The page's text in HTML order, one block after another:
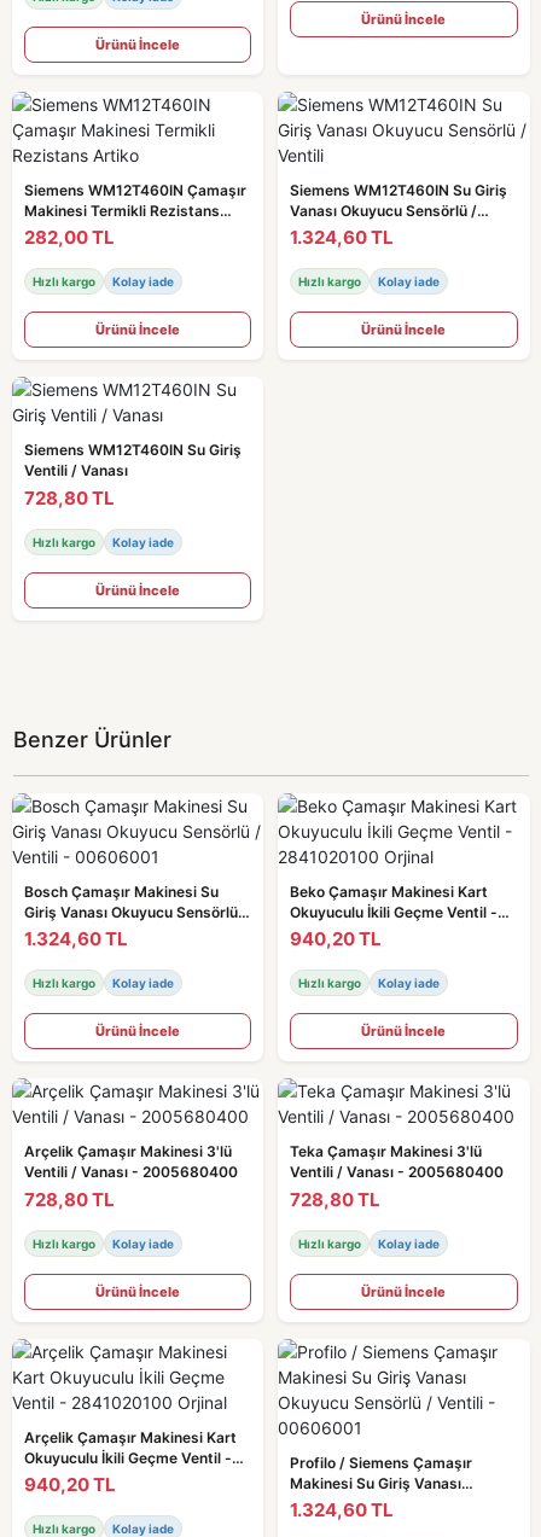
Ürünü İncele
Ürünü İncele
Siemens WM12T460IN Çamaşır
Makinesi Termikli Rezistans
Artiko
282,00 TL
Hızlı kargo Kolay iade
Ürünü İncele
Siemens WM12T460IN Su Giriş
Vanası Okuyucu Sensörlü /
Ventili
1.324,60 TL
Hızlı kargo Kolay iade
Ürünü İncele
Siemens WM12T460IN Su Giriş
Ventili / Vanası
728,80 TL
Hızlı kargo Kolay iade
Ürünü İncele
Benzer Ürünler
Bosch Çamaşır Makinesi Su
Giriş Vanası Okuyucu Sensörlü /
Ventili - 00606001
1.324,60 TL
Hızlı kargo Kolay iade
Ürünü İncele
Beko Çamaşır Makinesi Kart
Okuyuculu İkili Geçme Ventil -
2841020100 Orjinal
940,20 TL
Hızlı kargo Kolay iade
Ürünü İncele
Arçelik Çamaşır Makinesi 3'lü
Ventili / Vanası - 2005680400
728,80 TL
Hızlı kargo Kolay iade
Ürünü İncele
Teka Çamaşır Makinesi 3'lü
Ventili / Vanası - 2005680400
728,80 TL
Hızlı kargo Kolay iade
Ürünü İncele
Arçelik Çamaşır Makinesi Kart
Okuyuculu İkili Geçme Ventil -
2841020100 Orjinal
940,20 TL
Hızlı kargo Kolay iade
Profilo / Siemens Çamaşır
Makinesi Su Giriş Vanası
Okuyucu Sensörlü / Ventili -
00606001
1.324,60 TL